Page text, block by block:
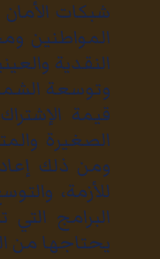
شبكات
المواطنين
النقدية
وتوسعة
قيمة
الصغيرة
ومن ذلك
للأزمة،
البرامج
يحتاجها من